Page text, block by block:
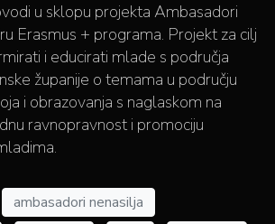
u sklopu projekta Ambasadori
Erasmus + programa. Projekt za cilj
i educirati mlade s područja
županije o temama u području
i obrazovanja s naglaskom na
ravnopravnost i promociju
ambasadori nenasilja